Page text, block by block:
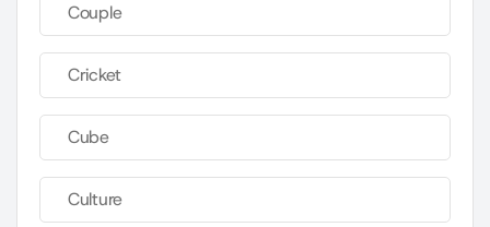
Couple
Cricket
Cube
Culture